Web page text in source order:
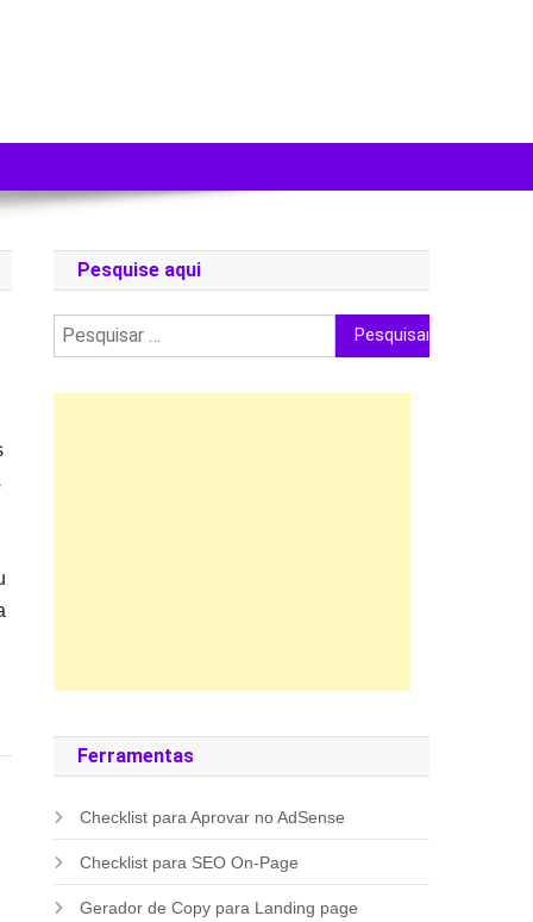
Pesquise aqui
Pesquisar
por:
Ferramentas
Checklist para Aprovar no AdSense
Checklist para SEO On-Page
Gerador de Copy para Landing page